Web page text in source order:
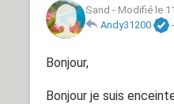
Sand - Modifié le
Andy31200
-
Bonjour,
Bonjour je suis